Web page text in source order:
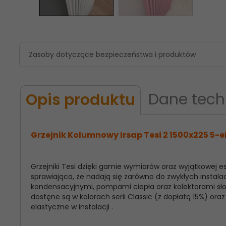
Zasoby dotyczące bezpieczeństwa i produktów
Opis produktu Dane
Grzejnik Kolumnowy Irsap Tesi 2 1500x225 5-
Grzejniki Tesi dzięki gamie wymiarów oraz
sprawiająca, że nadają się zarówno do zwykłych
kondensacyjnymi, pompami ciepła oraz kolektorami
dostęne są w kolorach serii Classic (z dopłatą 15%)
elastyczne w instalacji .
Model
Produktu:
Irsap Tesi 2
Wysokość
Grzejnika:
1500